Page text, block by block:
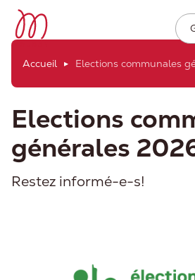
Aller
au
Ville de Moudon
Accueil Elections communales
Elections
générales
Restez informé-e-s!